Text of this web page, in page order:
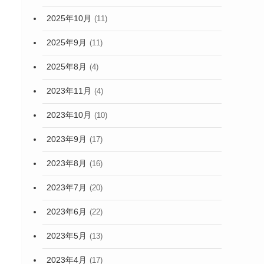
2025年10月 (11)
2025年9月 (11)
2025年8月 (4)
2023年11月 (4)
2023年10月 (10)
2023年9月 (17)
2023年8月 (16)
2023年7月 (20)
2023年6月 (22)
2023年5月 (13)
2023年4月 (17)